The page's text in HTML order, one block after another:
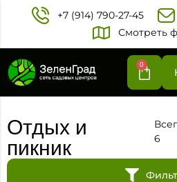
+7 (914) 790-27-45‬
Смотреть
0
Отдых и
пикник
6